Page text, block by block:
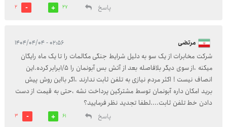
پاسخ
27
2
مرتضی ۰۲:۵۶ - ۱۴۰۴/۰۴/۰۴
شرکت مخابرات از یک سو به دلیل شرایط جنگی مکالمات را تا یک ماه رایگان
میکنه ،از سوی دیگر بلافاصله بعد از آتش بس آبونمان را 1/5برابر کرده.این
انصاف نیست ! اکثر مردم نیازی به تلفن ثابت ندارند ،اگر بااین روش پیش
برید امکان داره آبونمان توسط مشترکين پرداخت نشه ،حتی به قیمت از دست
دادن خط تلفن ثابت....لطفا تجدید نظر فرمایید؟
پاسخ
61
3